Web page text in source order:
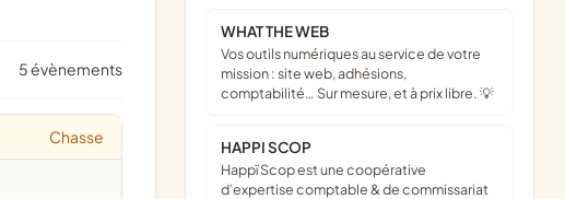
5 évènements
Chasse
WHAT THE WEB
Vos outils numériques au service de votre
mission : site web, adhésions,
comptabilité… Sur mesure, et à prix libre. 💡
HAPPI SCOP
Happï Scop est une coopérative
d’expertise comptable & de commissariat